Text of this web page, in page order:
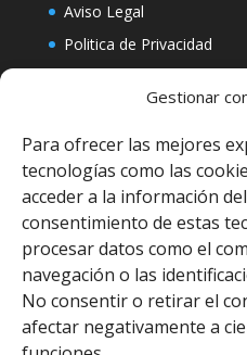
Gestionar
Para ofrecer las mejores
tecnologías como las
acceder a la información
consentimiento de estas
procesar datos como el
navegación o las
No consentir o retirar el
afectar negativamente a
Aviso Legal
Politica de Privacidad